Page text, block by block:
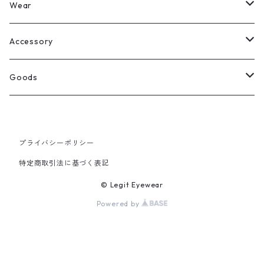
Legit Eyewear
Select
ボストン
ウェリントン
スクエア
ラウンド
Wear
All
Tee
Sewat
Accessory
Ring
Silver
Bracelet
Goods
Cap
プライバシーポリシー
特定商取引法に基づく表記
© Legit Eyewear
Powered by